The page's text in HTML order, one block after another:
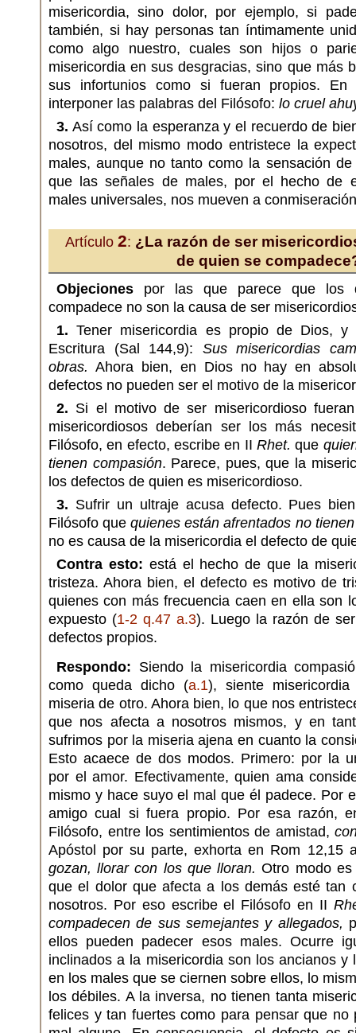
misericordia, sino dolor, por ejemplo, si
también, si hay personas tan íntimamente
como algo nuestro, cuales son hijos o
misericordia en sus desgracias, sino que más
sus infortunios como si fueran propios.
interponer las palabras del Filósofo: lo cruel
3. Así como la esperanza y el recuerdo de
nosotros, del mismo modo entristece la
males, aunque no tanto como la sensación
que las señales de males, por el hecho de
males universales, nos mueven a
Artículo 2: ¿La razón de ser
de quien se
Objeciones por las que parece que los
compadece no son la causa de ser
1. Tener misericordia es propio de Dios,
Escritura (Sal 144,9): Sus misericordias
obras. Ahora bien, en Dios no hay en
defectos no pueden ser el motivo de la
2. Si el motivo de ser misericordioso
misericordiosos deberían ser los más
Filósofo, en efecto, escribe en II Rhet. que
tienen compasión. Parece, pues, que la
los defectos de quien es misericordioso.
3. Sufrir un ultraje acusa defecto. Pues
Filósofo quequienes están afrentados no
no es causa de la misericordia el defecto de
Contra esto: está el hecho de que la
tristeza. Ahora bien, el defecto es motivo de
quienes con más frecuencia caen en ella son
expuesto (1-2 q.47 a.3). Luego la razón de
defectos propios.
Respondo: Siendo la misericordia
como queda dicho (a.1), siente
miseria de otro. Ahora bien, lo que nos
que nos afecta a nosotros mismos, y en
sufrimos por la miseria ajena en cuanto la
Esto acaece de dos modos. Primero: por la
por el amor. Efectivamente, quien ama
mismo y hace suyo el mal que él padece. Por
amigo cual si fuera propio. Por esa razón,
Filósofo, entre los sentimientos de amistad,
Apóstol por su parte, exhorta en Rom 12,15
gozan, llorar con los que lloran. Otro modo
que el dolor que afecta a los demás esté tan
nosotros. Por eso escribe el Filósofo en II
compadecen de sus semejantes y allegados,
ellos pueden padecer esos males. Ocurre
inclinados a la misericordia son los ancianos y
en los males que se ciernen sobre ellos, lo
los débiles. A la inversa, no tienen tanta
felices y tan fuertes como para pensar que no